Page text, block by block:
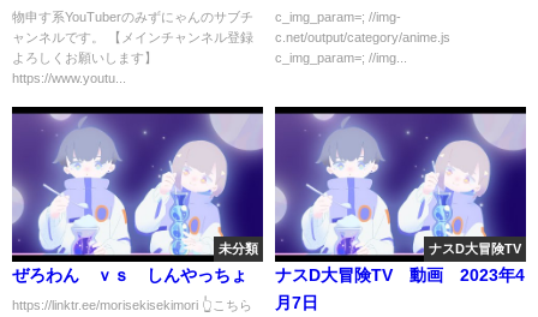
借金返済計画がヤバい…政見放
送は滑る…
物申す系YouTuberのみずにゃんのサブチ
ャンネルです。 【メインチャンネル登録
よろしくお願いします】
https://www.youtu...
c_img_param=; //img-
c.net/output/category/anime.js
c_img_param=; //img...
未分類
ぜろわん ｖｓ しんやっちょ
https://linktr.ee/morisekisekimori 👆こちら
ナスD大冒険TV
ナスD大冒険TV 動画 2023年4
月7日